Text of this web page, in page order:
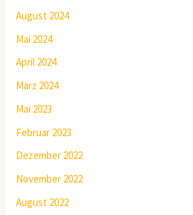
August 2024
Mai 2024
April 2024
März 2024
Mai 2023
Februar 2023
Dezember 2022
November 2022
August 2022